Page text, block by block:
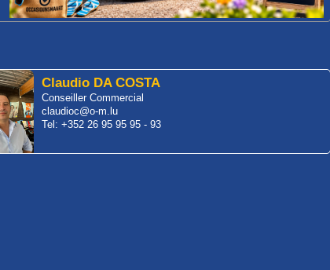
Claudio DA COSTA
Conseiller Commercial
claudioc@o-m.lu
Tel: +352 26 95 95 95 - 93